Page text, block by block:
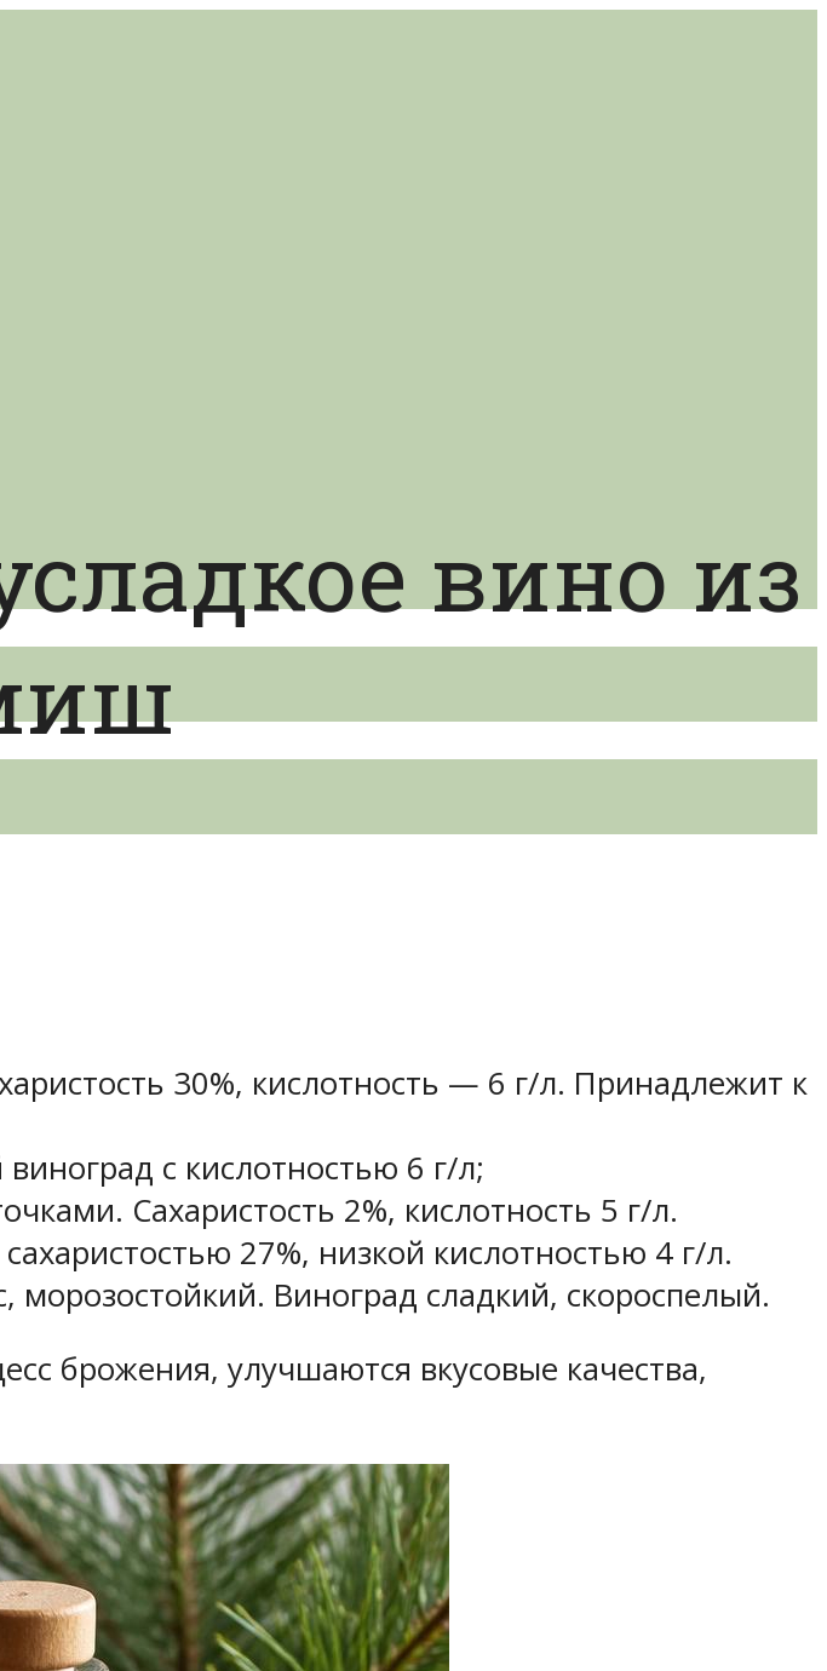
вино из
30%, кислотность — 6 г/л. Принадлежит к
с кислотностью 6 г/л;
Сахаристость 2%, кислотность 5 г/л.
27%, низкой кислотностью 4 г/л.
морозостойкий. Виноград сладкий, скороспелый.
брожения, улучшаются вкусовые качества,